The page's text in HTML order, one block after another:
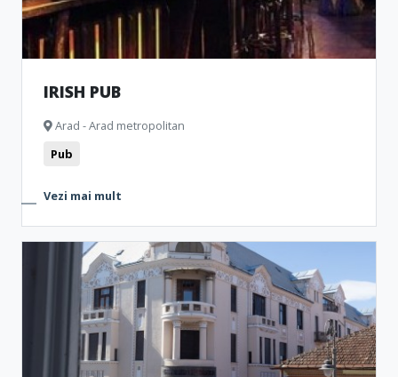
IRISH PUB
Arad - Arad metropolitan
Pub
Vezi mai mult